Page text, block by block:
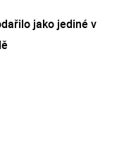
jako jediné v